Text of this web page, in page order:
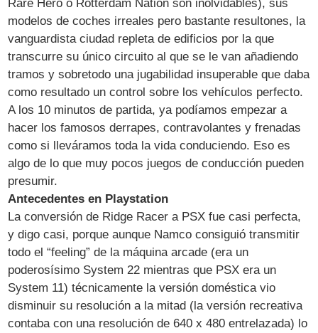
Rare Hero o Rotterdam Nation son inolvidables), sus
modelos de coches irreales pero bastante resultones, la
vanguardista ciudad repleta de edificios por la que
transcurre su único circuito al que se le van añadiendo
tramos y sobretodo una jugabilidad insuperable que daba
como resultado un control sobre los vehículos perfecto.
A los 10 minutos de partida, ya podíamos empezar a
hacer los famosos derrapes, contravolantes y frenadas
como si lleváramos toda la vida conduciendo. Eso es
algo de lo que muy pocos juegos de conducción pueden
presumir.
Antecedentes en Playstation
La conversión de Ridge Racer a PSX fue casi perfecta,
y digo casi, porque aunque Namco consiguió transmitir
todo el “feeling” de la máquina arcade (era un
poderosísimo System 22 mientras que PSX era un
System 11) técnicamente la versión doméstica vio
disminuir su resolución a la mitad (la versión recreativa
contaba con una resolución de 640 x 480 entrelazada) lo